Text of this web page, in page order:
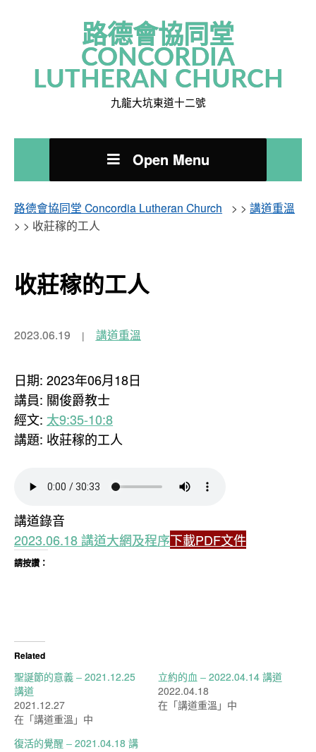
路德會協同堂
CONCORDIA
LUTHERAN CHURCH
九龍大坑東道十二號
Open Menu
路德會協同堂 Concordia Lutheran Church > > 講道重溫
> > 收莊稼的工人
收莊稼的工人
2023.06.19 講道重溫
日期: 2023年06月18日
講員: 關俊爵教士
經文: 太9:35-10:8
講題: 收莊稼的工人
講道錄音
2023.06.18 講道大網及程序下載PDF文件
請按讚：
Related
聖誕節的意義 – 2021.12.25
講道
2021.12.27
在「講道重溫」中
立約的血 – 2022.04.14 講道
2022.04.18
在「講道重溫」中
復活的覺醒 – 2021.04.18 講